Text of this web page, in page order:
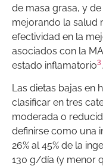
de masa grasa, y
mejorando la salud
efectividad en la
asociados con la
estado inflamatorio3.
Las dietas bajas en
clasificar en tres
moderada o
definirse como una
26% al 45% de la
130 g/día (y menor